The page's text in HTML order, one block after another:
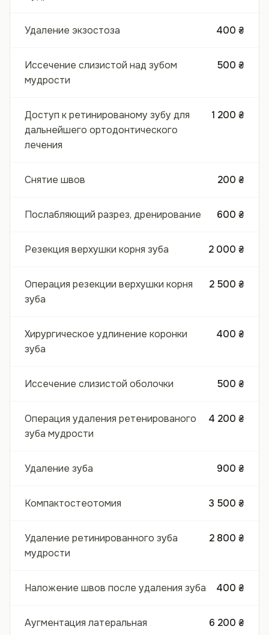
Удаление экзостоза 400 ₴
Иссечение слизистой над зубом
мудрости
500 ₴
Доступ к ретинированому зубу для
дальнейшего ортодонтического
лечения
1 200 ₴
Снятие швов 200 ₴
Послабляющий разрез, дренирование 600 ₴
Резекция верхушки корня зуба 2 000 ₴
Операция резекции верхушки корня
зуба
2 500 ₴
Хирургическое удлинение коронки
зуба
400 ₴
Иссечение слизистой оболочки 500 ₴
Операция удаления ретенированого
зуба мудрости
4 200 ₴
Удаление зуба 900 ₴
Компактостеотомия 3 500 ₴
Удаление ретинированного зуба
мудрости
2 800 ₴
Наложение швов после удаления зуба 400 ₴
Аугментация латеральная 6 200 ₴